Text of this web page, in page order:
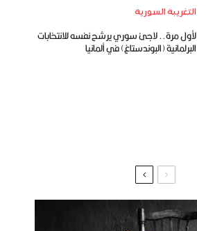
التغريبة السورية
لأول مرة.. لاجئ سوري يرشح نفسه للانتخابات
البرلمانية (البوندستاغ) في ألمانيا